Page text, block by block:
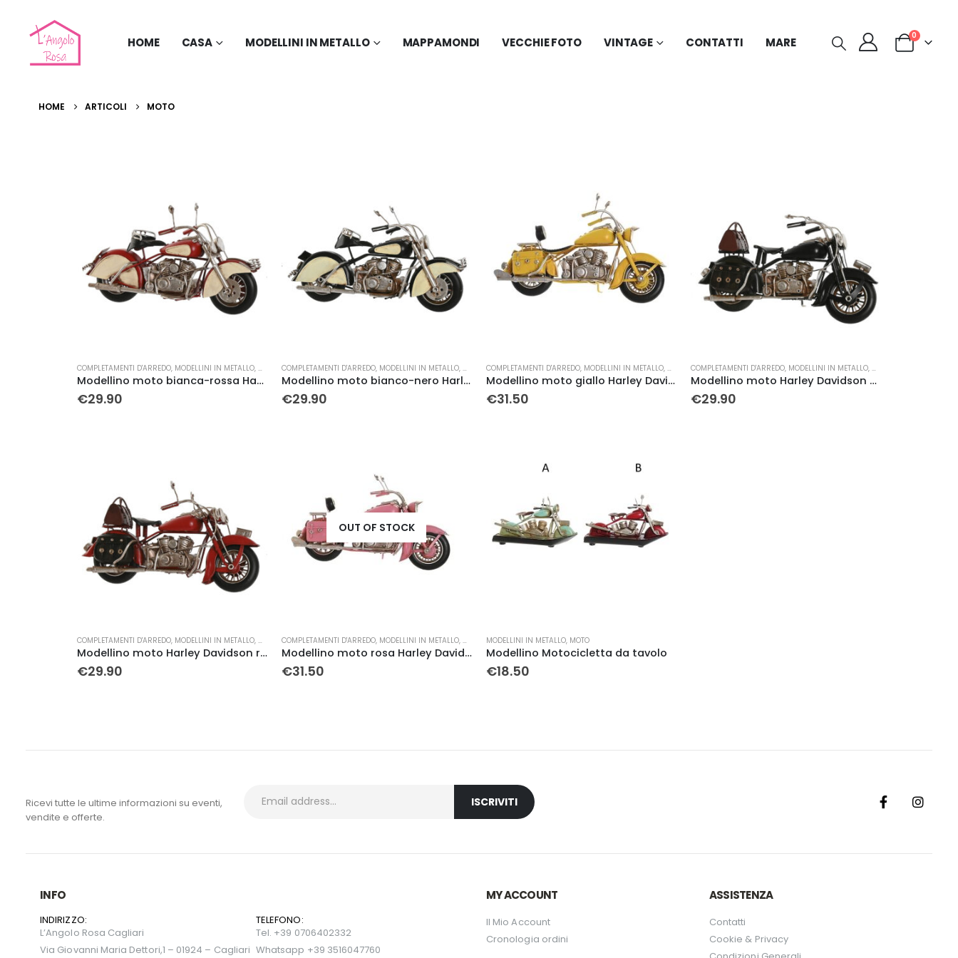
HOME CASA MODELLINI IN METALLO MAPPAMONDI VECCHIE FOTO VINTAGE CONTATTI MARE 0
HOME ARTICOLI MOTO
COMPLETAMENTI D'ARREDO, MODELLINI IN METALLO, MOTO
Modellino moto bianca-rossa Harley Davidson in metallo
€29.90
COMPLETAMENTI D'ARREDO, MODELLINI IN METALLO, MOTO
Modellino moto bianco-nero Harley Davidson in metallo
€29.90
COMPLETAMENTI D'ARREDO, MODELLINI IN METALLO, MOTO
Modellino moto giallo Harley Davidson in metallo
€31.50
COMPLETAMENTI D'ARREDO, MODELLINI IN METALLO,MOTO
Modellino moto Harley Davidson nera in metallo
€29.90
COMPLETAMENTI D'ARREDO, MODELLINI IN METALLO, MOTO
Modellino moto Harley Davidson rossa in metallo
€29.90
OUT OF STOCK
COMPLETAMENTI D'ARREDO, MODELLINI IN METALLO, MOTO
Modellino moto rosa Harley Davidson in metallo
€31.50
MODELLINI IN METALLO, MOTO
Modellino Motocicletta da tavolo
€18.50
Ricevi tutte le ultime informazioni su eventi,
vendite e offerte.
INFO
INDIRIZZO:
L’Angolo Rosa Cagliari
Via Giovanni Maria Dettori,1 – 01924 – Cagliari
TELEFONO:
Tel. +39 0706402332
Whatsapp +39 3516047760
MY ACCOUNT
Il Mio Account
Cronologia ordini
ASSISTENZA
Contatti
Cookie & Privacy